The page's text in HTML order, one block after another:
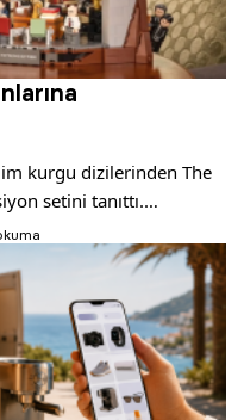
kurgu dizilerinden The
setini tanıttı.…